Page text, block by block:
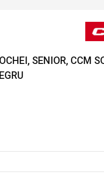
SENIOR, CCM